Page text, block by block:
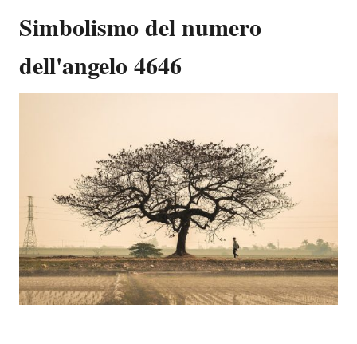
Simbolismo del numero
dell'angelo 4646